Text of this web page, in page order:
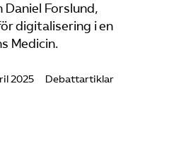
Forslund,
digitalisering i en
Medicin.
2025 Debattartiklar